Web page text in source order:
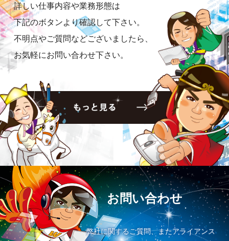
詳しい仕事内容や業務形態は
下記のボタンより確認して下さい。
不明点やご質問などございましたら、
お気軽にお問い合わせ下さい。
お問い合わせ
弊社に関するご質問、またアライアンス